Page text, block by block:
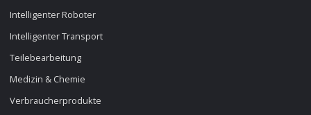
Intelligenter Roboter
Intelligenter Transport
Teilebearbeitung
Medizin & Chemie
Verbraucherprodukte